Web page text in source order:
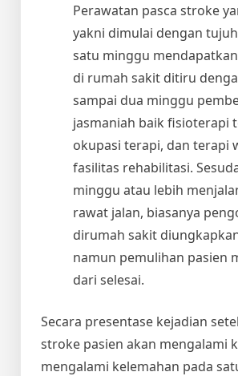
Perawatan pasca stroke
yakni dimulai dengan
satu minggu
di rumah sakit ditiru
sampai dua minggu
jasmaniah baik fisioterapi
okupasi terapi, dan terapi
fasilitas rehabilitasi.
minggu atau lebih
rawat jalan, biasanya
dirumah sakit
namun pemulihan pasien
dari selesai.
Secara presentase kejadian
stroke pasien akan mengalami
mengalami kelemahan pada